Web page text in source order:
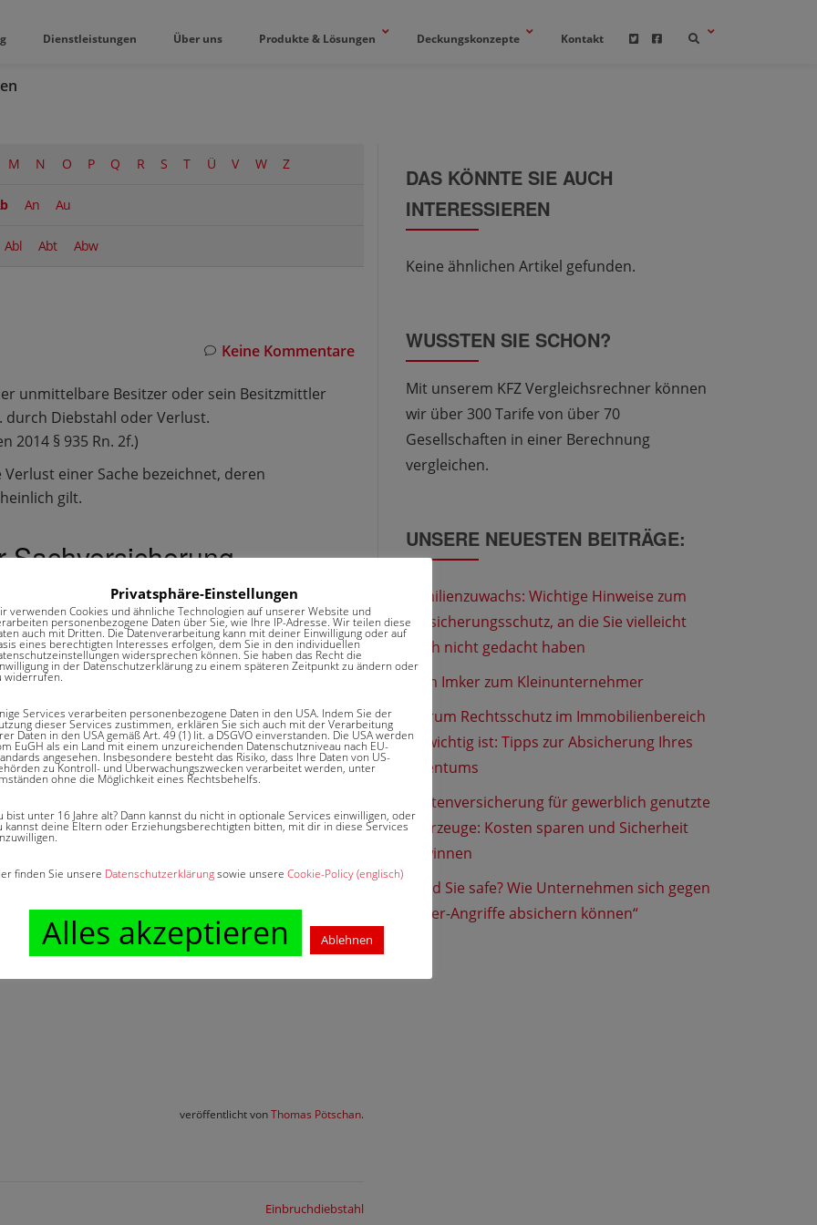
Dienstleistungen Über uns Produkte & Lösungen Deckungskonzepte Kontakt
M N O P Q R S T Ü V W Z
An Au
Abl Abt Abw
Keine Kommentare
unmittelbare Besitzer oder sein Besitzmittler
durch Diebstahl oder Verlust.
2014 § 935 Rn. 2f.)
einer Sache bezeichnet, deren
gilt.
Sachversicherung
Sachversicherung (Wohngebäudeversicherung,
die durch eine versicherte Gefahr (wie z. B.
können Sachen jedoch auch durch
Haftpflichtversicherung
spricht man nicht grundsätzlich von einem
als Vermögensschaden zu bezeichnen. Es gibt
einer Zerstörung gleichkommt, z. B. weil eine
kann unter bestimmten Voraussetzungen ein
werden.
veröffentlicht vonThomas Pötschan.
Einbruchdiebstahl
DAS KÖNNTE SIE AUCH
INTERESSIEREN
Keine ähnlichen Artikel gefunden.
WUSSTEN SIE SCHON?
Mit unserem KFZ Vergleichsrechner können
wir über 300 Tarife von über 70
Gesellschaften in einer Berechnung
vergleichen.
UNSERE NEUESTEN BEITRÄGE:
Familienzuwachs: Wichtige Hinweise zum
Versicherungsschutz, an die Sie vielleicht
noch nicht gedacht haben
Vom Imker zum Kleinunternehmer
Warum Rechtsschutz im Immobilienbereich
so wichtig ist: Tipps zur Absicherung Ihres
Eigentums
Flottenversicherung für gewerblich genutzte
Fahrzeuge: Kosten sparen und Sicherheit
gewinnen
„Sind Sie safe? Wie Unternehmen sich gegen
Cyber-Angriffe absichern können“
Privatsphäre-Einstellungen
verwenden Cookies und ähnliche Technologien auf unserer Website und
personenbezogene Daten über Sie, wie Ihre IP-Adresse. Wir teilen diese
auch mit Dritten. Die Datenverarbeitung kann mit deiner Einwilligung oder auf
eines berechtigten Interesses erfolgen, dem Sie in den individuellen
widersprechen können. Sie haben das Recht die
in der Datenschutzerklärung zu einem späteren Zeitpunkt zu ändern oder
widerrufen.
Services verarbeiten personenbezogene Daten in den USA. Indem Sie der
dieser Services zustimmen, erklären Sie sich auch mit der Verarbeitung
Daten in den USA gemäß Art. 49 (1) lit. a DSGVO einverstanden. Die USA werden
EuGH als ein Land mit einem unzureichenden Datenschutzniveau nach EU-
angesehen. Insbesondere besteht das Risiko, dass Ihre Daten von US-
zu Kontroll- und Überwachungszwecken verarbeitet werden, unter
ohne die Möglichkeit eines Rechtsbehelfs.
bist unter 16 Jahre alt? Dann kannst du nicht in optionale Services einwilligen, oder
kannst deine Eltern oder Erziehungsberechtigten bitten, mit dir in diese Services
finden Sie unsere Datenschutzerklärungsowie unsere Cookie-Policy (englisch)
Alles akzeptieren Ablehnen